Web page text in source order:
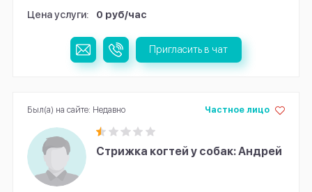
Цена услуги: 0 руб/час
Пригласить в чат
Стрижка когтей у собак: Андрей
Частное лицо
Был(а) на сайте: Недавно